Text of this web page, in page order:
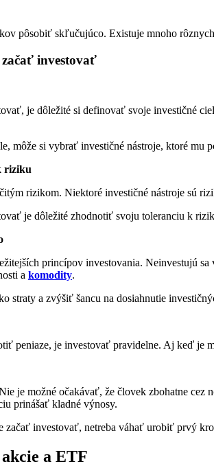
pôsobiť skľučujúco. Existuje mnoho
investovať
je dôležité si definovať svoje investičné
môže si vybrať investičné nástroje, ktoré mu
riziku
rizikom. Niektoré investičné nástroje sú
je dôležité zhodnotiť svoju toleranciu k
princípov investovania. Neinvestujú
a komodity.
straty a zvýšiť šancu na dosiahnutie
peniaze, je investovať pravidelne. Aj keď je
je možné očakávať, že človek zbohatne
prinášať kladné výnosy.
začať investovať, netreba váhať urobiť prvý
a ETF